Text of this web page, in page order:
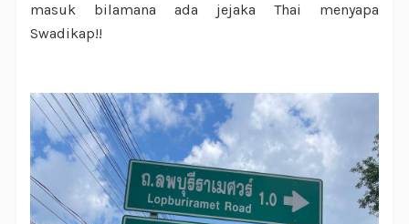
masuk bilamana ada jejaka Thai menyapa
Swadikap!!